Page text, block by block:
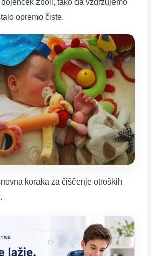
opremo čiste.
koraka za čiščenje otroških